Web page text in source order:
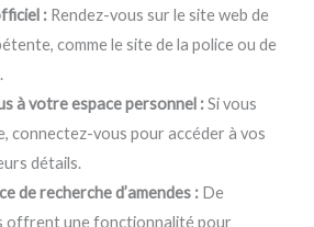
: Rendez-vous sur le site web de
comme le site de la police ou de
à votre espace personnel :Si vous
connectez-vous pour accéder à vos
détails.
de recherche d’amendes : De
offrent une fonctionnalité pour